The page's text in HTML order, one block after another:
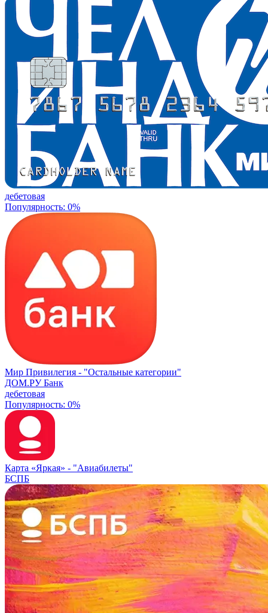
дебетовая
Популярность: 0%
Мир Привилегия - "Остальные категории"
ДОМ.РУ Банк
дебетовая
Популярность: 0%
Карта «Яркая» - "Авиабилеты"
БСПБ